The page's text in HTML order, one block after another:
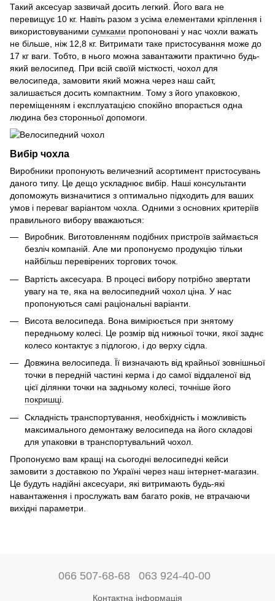
Такий аксесуар зазвичай досить легкий. Його вага не
перевищує 10 кг. Навіть разом з усіма елементами кріплення і
використовуваними сумками пропоновані у нас чохли важать
не більше, ніж 12,8 кг. Витримати таке пристосування може до
17 кг ваги. Тобто, в нього можна завантажити практично будь-
який велосипед. При всій своїй місткості, чохол для
велосипеда, замовити який можна через наш сайт,
залишається досить компактним. Тому з його упаковкою,
переміщенням і експлуатацією спокійно впорається одна
людина без сторонньої допомоги.
Вибір чохла
Виробники пропонують величезний асортимент пристосувань
даного типу. Це дещо ускладнює вибір. Наші консультанти
допоможуть визначитися з оптимально підходить для ваших
умов і переваг варіантом чохла. Одними з основних критеріїв
правильного вибору вважаються:
Виробник. Виготовленням подібних пристроїв займається
безліч компаній. Але ми пропонуємо продукцію тільки
найбільш перевірених торгових точок.
Вартість аксесуара. В процесі вибору потрібно звертати
увагу на те, яка на велосипедний чохол ціна. У нас
пропонуються самі раціональні варіанти.
Висота велосипеда. Вона вимірюється при знятому
передньому колесі. Це розмір від нижньої точки, якої заднє
колесо контактує з підлогою, і до верху сідла.
Довжина велосипеда. Її визначають від крайньої зовнішньої
точки в передній частині керма і до самої віддаленої від
цієї ділянки точки на задньому колесі, точніше його
покришці.
Складність транспортування, необхідність і можливість
максимального демонтажу велосипеда на його складові
для упаковки в транспортувальний чохол.
Пропонуємо вам кращі на сьогодні велосипедні кейси
замовити з доставкою по Україні через наш інтернет-магазин.
Це будуть надійні аксесуари, які витримають будь-які
навантаження і прослужать вам багато років, не втрачаючи
вихідні параметри.
066 507-68-68 063 924-40-00
Контактна інформація